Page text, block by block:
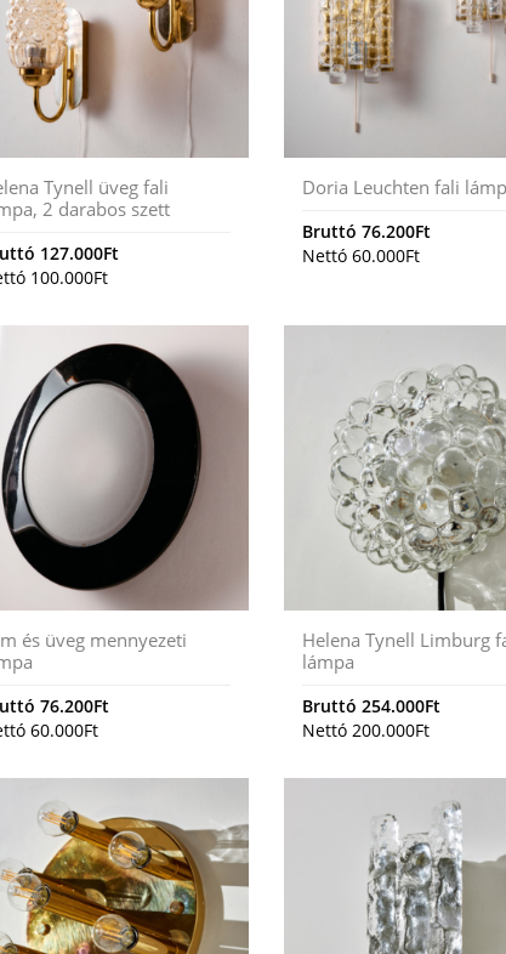
Tynell üveg fali
2 darabos szett
127.000Ft
100.000Ft
Doria Leuchten fali
Bruttó76.200Ft
Nettó60.000Ft
és üveg mennyezeti
76.200Ft
60.000Ft
Helena Tynell Limburg
lámpa
Bruttó254.000Ft
Nettó200.000Ft